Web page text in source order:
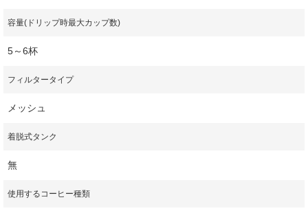
容量(ドリップ時最大カップ数)
5～6杯
フィルタータイプ
メッシュ
着脱式タンク
無
使用するコーヒー種類